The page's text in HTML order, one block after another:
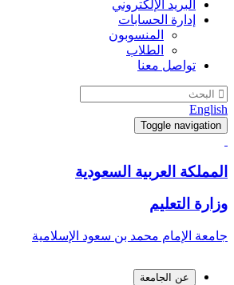
البريد الإلكتروني
إدارة الحسابات
المنسوبون
الطلاب
تواصل معنا
English
Toggle navigation
المملكة العربية السعودية
وزارة التعليم
جامعة الإمام محمد بن سعود الإسلامية
عن الجامعة